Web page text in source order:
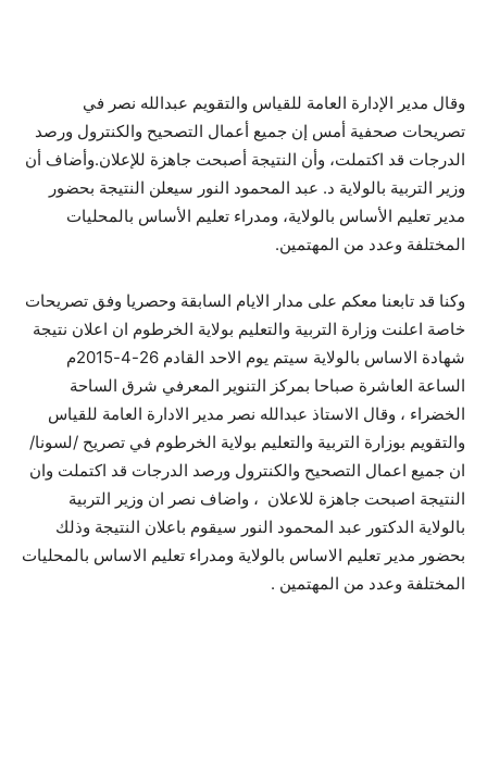
وقال مدير الإدارة العامة للقياس والتقويم عبدالله نصر في
تصريحات صحفية أمس إن جميع أعمال التصحيح والكنترول ورصد
الدرجات قد اكتملت، وأن النتيجة أصبحت جاهزة للإعلان.وأضاف أن
وزير التربية بالولاية د. عبد المحمود النور سيعلن النتيجة بحضور
مدير تعليم الأساس بالولاية، ومدراء تعليم الأساس بالمحليات
المختلفة وعدد من المهتمين.
وكنا قد تابعنا معكم على مدار الايام السابقة وحصريا وفق تصريحات
خاصة اعلنت وزارة التربية والتعليم بولاية الخرطوم ان اعلان نتيجة
شهادة الاساس بالولاية سيتم يوم الاحد القادم 26-4-2015م
الساعة العاشرة صباحا بمركز التنوير المعرفي شرق الساحة
الخضراء ، وقال الاستاذ عبدالله نصر مدير الادارة العامة للقياس
والتقويم بوزارة التربية والتعليم بولاية الخرطوم في تصريح /لسونا/
ان جميع اعمال التصحيح والكنترول ورصد الدرجات قد اكتملت وان
النتيجة اصبحت جاهزة للاعلان ، واضاف نصر ان وزير التربية
بالولاية الدكتور عبد المحمود النور سيقوم باعلان النتيجة وذلك
بحضور مدير تعليم الاساس بالولاية ومدراء تعليم الاساس بالمحليات
المختلفة وعدد من المهتمين .